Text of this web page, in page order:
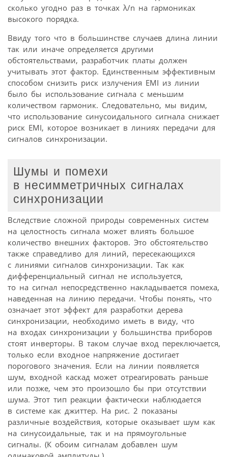
сколько угодно раз в точках λ/n на гармониках
высокого порядка.
Ввиду того что в большинстве случаев длина линии
так или иначе определяется другими
обстоятельствами, разработчик платы должен
учитывать этот фактор. Единственным эффективным
способом снизить риск излучения EMI из линии
было бы использование сигнала с меньшим
количеством гармоник. Следовательно, мы видим,
что использование синусоидального сигнала снижает
риск EMI, которое возникает в линиях передачи для
сигналов синхронизации.
Шумы и помехи
в несимметричных сигналах
синхронизации
Вследствие сложной природы современных систем
на целостность сигнала может влиять большое
количество внешних факторов. Это обстоятельство
также справедливо для линий, пересекающихся
с линиями сигналов синхронизации. Так как
дифференциальный сигнал не используется,
то на сигнал непосредственно накладывается помеха,
наведенная на линию передачи. Чтобы понять, что
означает этот эффект для разработки дерева
синхронизации, необходимо иметь в виду, что
на входах синхронизации у большинства приборов
стоят инверторы. В таком случае вход переключается,
только если входное напряжение достигает
порогового значения. Если на линии появляется
шум, входной каскад может отреагировать раньше
или позже, чем это произошло бы при отсутствии
шума. Этот тип реакции фактически наблюдается
в системе как джиттер. На рис. 2 показаны
различные воздействия, которые оказывает шум как
на синусоидальные, так и на прямоугольные
сигналы. (К обоим сигналам добавлен шум